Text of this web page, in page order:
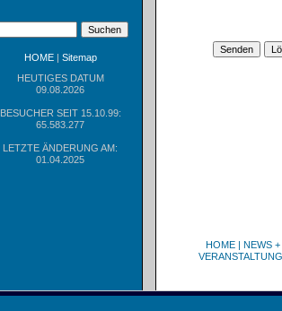
HOME| Sitemap
HEUTIGES DATUM
09.08.2026
BESUCHER SEIT 15.10.99:
65.583.277
LETZTE ÄNDERUNG AM:
01.04.2025
HOME| NEWS